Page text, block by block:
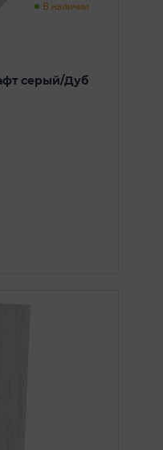
В наличии
серый/Дуб